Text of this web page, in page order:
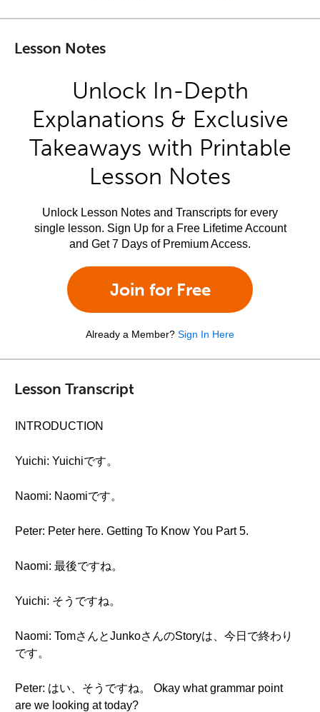
Lesson Notes
Unlock In-Depth
Explanations & Exclusive
Takeaways with Printable
Lesson Notes
Unlock Lesson Notes and Transcripts for every
single lesson. Sign Up for a Free Lifetime Account
and Get 7 Days of Premium Access.
Join for Free
Already a Member? Sign In Here
Lesson Transcript
INTRODUCTION
Yuichi: Yuichiです。
Naomi: Naomiです。
Peter: Peter here. Getting To Know You Part 5.
Naomi: 最後ですね。
Yuichi: そうですね。
Naomi: TomさんとJunkoさんのStoryは、今日で終わり
です。
Peter: はい、そうですね。 Okay what grammar point
are we looking at today?